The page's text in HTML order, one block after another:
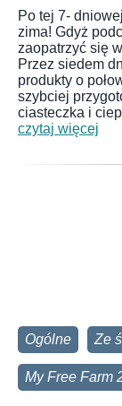
Po tej 7-
zima! Gdyż
zaopatrzyć się
Przez siedem
produkty o
szybciej
ciasteczka i
czytaj więcej
Ogólne Ze
My Free Farm